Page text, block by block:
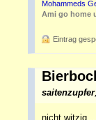
Mohammeds
Ami go home
Eintrag
saitenzupfer,
nicht